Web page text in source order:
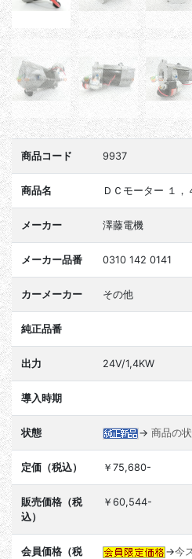
商品コード 9937
商品名 ＤＣモーター １，
メーカー 澤藤電機
メーカー品番 0310 142 0141
カーメーカー その他
純正品番
出力 24V/1,4KW
導入時期
状態 → 商品の
定価（税込） ￥75,680-
販売価格（税
込）
￥60,544-
会員価格（税 →今